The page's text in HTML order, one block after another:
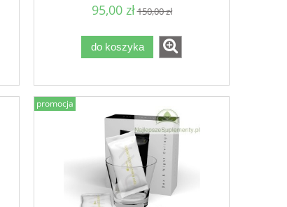
95,00 zł150,00 zł
do koszyka
promocja